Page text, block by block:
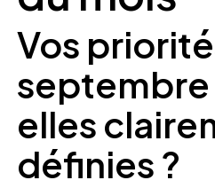
Vos
elles
définies ?